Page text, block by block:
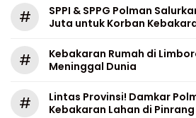
#
SPPI & SPPG Polman
Juta untuk Korban
#
Kebakaran Rumah di
Meninggal Dunia
#
Lintas Provinsi! Damkar
Kebakaran Lahan di Pinrang